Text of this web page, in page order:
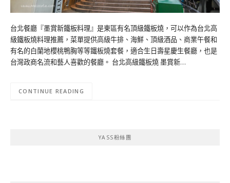
台北餐廳『墨賞新鐵板料理』是東區有名頂級鐵板燒，可以作為台北高
級鐵板燒料理推薦，菜單提供高級牛排、海鮮、頂級酒品、商業午餐和
有名的白蘭地櫻桃鴨胸等等鐵板燒套餐，適合生日壽星慶生餐廳，也是
台灣政商名流和藝人喜歡的餐廳。 台北高級鐵板燒 墨賞新…
CONTINUE READING
YASS粉絲團